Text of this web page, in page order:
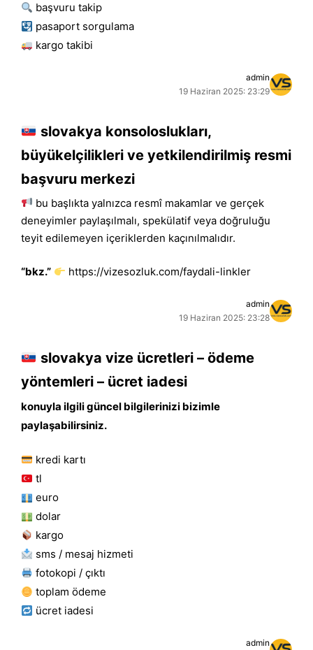
başvuru takip
pasaport sorgulama
kargo takibi
admin
19 Haziran 2025: 23:29
slovakya konsoloslukları,
büyükelçilikleri ve yetkilendirilmiş resmi
başvuru merkezi
bu başlıkta yalnızca resmî makamlar ve gerçek
deneyimler paylaşılmalı, spekülatif veya doğruluğu
teyit edilemeyen içeriklerden kaçınılmalıdır.
“bkz.” https://vizesozluk.com/faydali-linkler
admin
19 Haziran 2025: 23:28
slovakya vize ücretleri – ödeme
yöntemleri – ücret iadesi
konuyla ilgili güncel bilgilerinizi bizimle
paylaşabilirsiniz.
kredi kartı
tl
euro
dolar
kargo
sms / mesaj hizmeti
fotokopi / çıktı
toplam ödeme
ücret i̇adesi
admin